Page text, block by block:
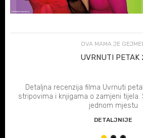
OVA MAMA JE
UVRNUTI PETAK
Detaljna recenzija filma Uvrnuti
stripovima i knjigama o zamjeni tijela.
jednom mjestu
DETALJNIJE